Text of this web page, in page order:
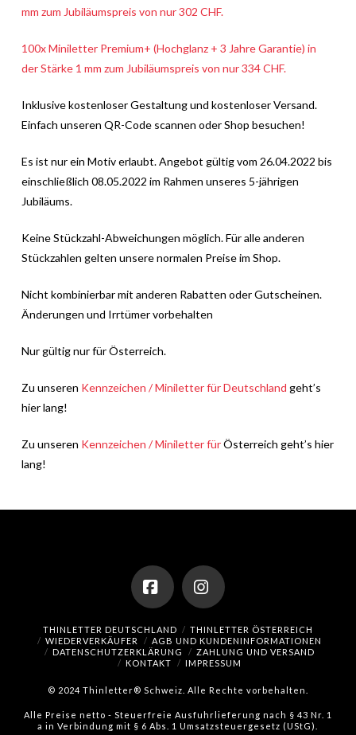
mm zum Jubiläumspreis von nur 302 CHF.
100x Miniletter Premium+ (Hochglanz + 3 Jahre Garantie) in
der Stärke 1 mm zum Jubiläumspreis von nur 334 CHF.
Inklusive kostenloser Gestaltung und kostenloser Versand.
Einfach unseren QR-Code scannen oder Shop besuchen!
Es ist nur ein Motiv erlaubt. Angebot gültig vom 26.04.2022 bis
einschließlich 08.05.2022 im Rahmen unseres 5-jährigen
Jubiläums.
Keine Stückzahl-Abweichungen möglich. Für alle anderen
Stückzahlen gelten unsere normalen Preise im Shop.
Nicht kombinierbar mit anderen Rabatten oder Gutscheinen.
Änderungen und Irrtümer vorbehalten
Nur gültig nur für Österreich.
Zu unseren Kennzeichen / Miniletter für Deutschland geht’s
hier lang!
Zu unseren Kennzeichen / Miniletter fürÖsterreich geht’s hier
lang!
FacebookInstagram
THINLETTER DEUTSCHLAND
THINLETTER ÖSTERREICH
WIEDERVERKÄUFER
AGB UND KUNDENINFORMATIONEN
DATENSCHUTZERKLÄRUNG
ZAHLUNG UND VERSAND
KONTAKT
IMPRESSUM
© 2024 Thinletter® Schweiz. Alle Rechte vorbehalten.
Alle Preise netto - Steuerfreie Ausfuhrlieferung nach § 43 Nr. 1
a in Verbindung mit § 6 Abs. 1 Umsatzsteuergesetz (UStG).